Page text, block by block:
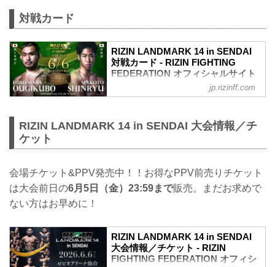
対戦カード
RIZIN LANDMARK 14 in SENDAI
対戦カード - RIZIN FIGHTING
FEDERATION オフィシャルサイト
フライ級タイトルマッチ／扇久保博正 vs.
RIZIN MMAルール：5分 3R（57.0kg）
元谷友貴 vs. トニー・ララミー
元谷友貴 vs. トニー・ララミー
矢地祐介 vs. ISAO
RIZIN MMAルール：5分3R（71.0kg）
ル海
RIZIN MMAルール：5分3R（71.0kg）...
jp.rizinff.com
RIZIN LANDMARK 14 in SENDAI 大会情報／チ
ケット
会場チケット&PPV発売中！！お得なPPV前売りチケット
は大会前日の6月5日（金）23:59まで販売。まだお求めで
ない方はお早めに！
RIZIN LANDMARK 14 in SENDAI
大会情報／チケット - RIZIN
FIGHTING FEDERATION オフィシ